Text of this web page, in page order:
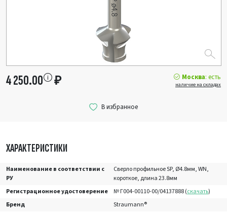
ХАРАКТЕРИСТИКИ
Наименование в соответствии с
РУ
Сверло профильное SP, Ø4.8мм, WN,
короткое, длина 23.8мм
Регистрационное удостоверение
№ Г004-00110-00/04137888 (скачать)
Бренд
Straumann®
4 250.00 ₽ Москва: есть
наличие на складах